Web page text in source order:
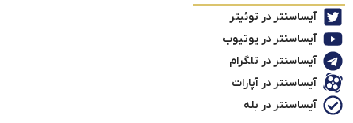
آیساسنتر در توئیتر
آیساسنتر در یوتیوب
آیساسنتر در تلگرام
آیساسنتر در آپارات
آیساسنتر در بله